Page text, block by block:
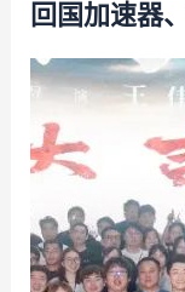
回国加速器